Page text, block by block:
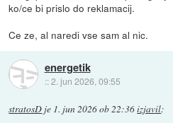
ko/ce bi prislo do reklamacij.
Ce ze, al naredi vse sam al nic.
energetik
::2. jun 2026, 09:55
stratosD je 1. jun 2026 ob 22:36izjavil: